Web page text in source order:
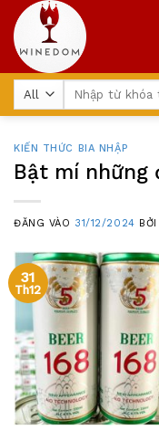
Skip
content
KIẾN THỨC BIA NHẬP
Bật mí những
ĐĂNG VÀO 31/12/2024 BỞI
31
Th12